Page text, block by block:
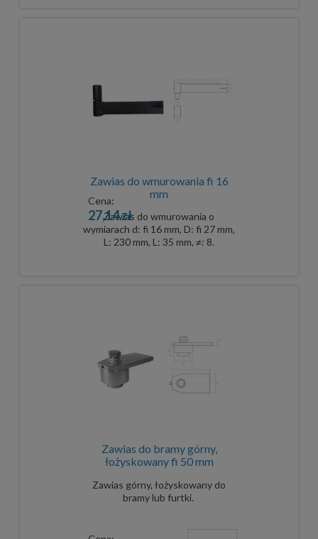
Zawias do wmurowania fi 16
mm
Zawias do wmurowania o
wymiarach d: fi 16 mm, D: fi 27 mm,
L: 230 mm, L: 35 mm, ≠: 8.
Cena:
27,14 zł
Zawias do bramy górny,
łożyskowany fi 50 mm
Zawias górny, łożyskowany do
bramy lub furtki.